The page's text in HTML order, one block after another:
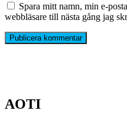
Spara mitt namn, min e-
webbläsare till nästa gång jag
AOTI